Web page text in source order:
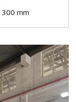
300 mm